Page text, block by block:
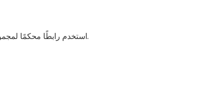
استخدم رابطًا محكمًا لمجموعات التوسيع لتقليل تآكل العمود ، والحفاظ على دقة الماكينة لفترة أطول.